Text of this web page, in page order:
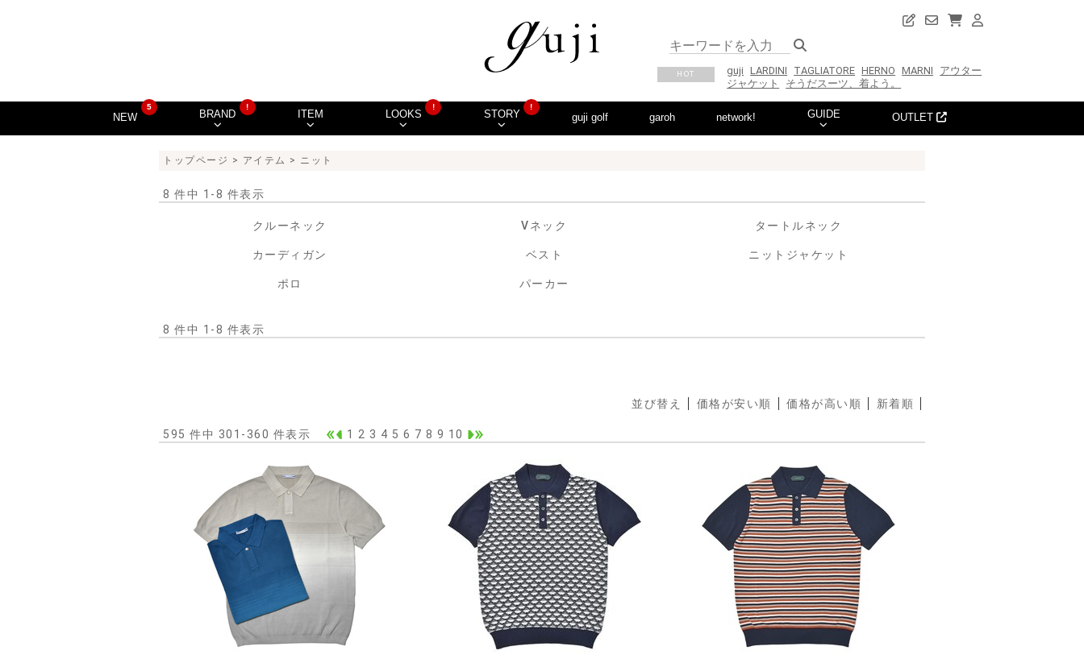
HOT guji LARDINI TAGLIATORE HERNO MARNI
アウター
ジャケット
そうだスーツ、着よう。
NEW
5
BRAND
!
ITEM LOOKS
!
STORY
!
guji golf garoh network! GUIDE OUTLET
トップページ > アイテム > ニット
8 件中 1-8 件表示
クルーネック Vネック タートルネック
カーディガン ベスト ニットジャケット
ポロ パーカー
8 件中 1-8 件表示
並び替え 価格が安い順 価格が高い順 新着順
595 件中 301-360 件表示 1 2 3 4 5 6 7 8 9 10